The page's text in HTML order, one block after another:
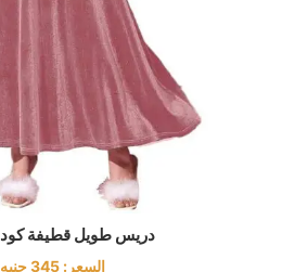
دريس طويل قطيفة كود 45121
السعر:345 جنيه